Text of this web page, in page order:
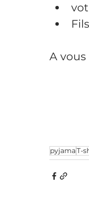
Fils
A
pyjamaT-